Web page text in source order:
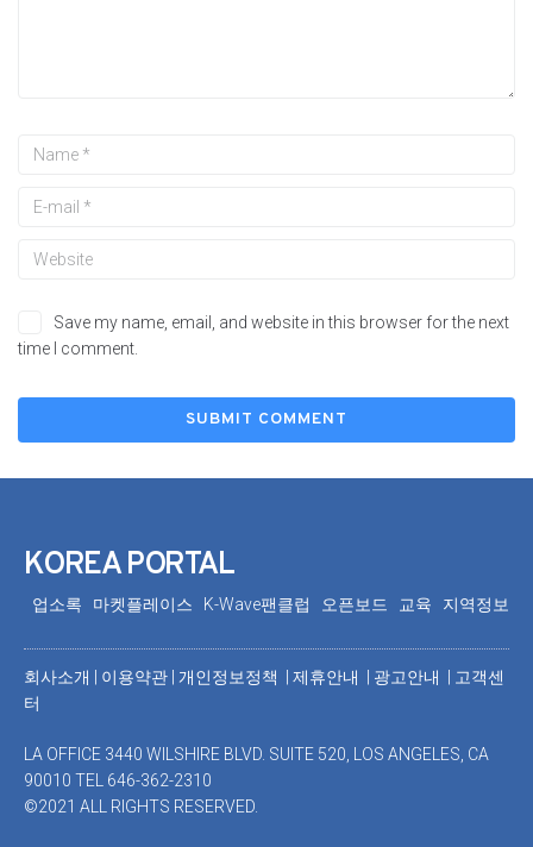
Save my name, email, and website in this browser for the next
time I comment.
KOREA PORTAL
업소록 마켓플레이스 K-Wave팬클럽 오픈보드 교육 지역정보
회사소개 이용약관 개인정보정책 | 제휴안내 | 광고안내
고객센
터
LA OFFICE 3440 WILSHIRE BLVD. SUITE 520, LOS ANGELES, CA
90010 TEL 646-362-2310
©2021 ALL RIGHTS RESERVED.